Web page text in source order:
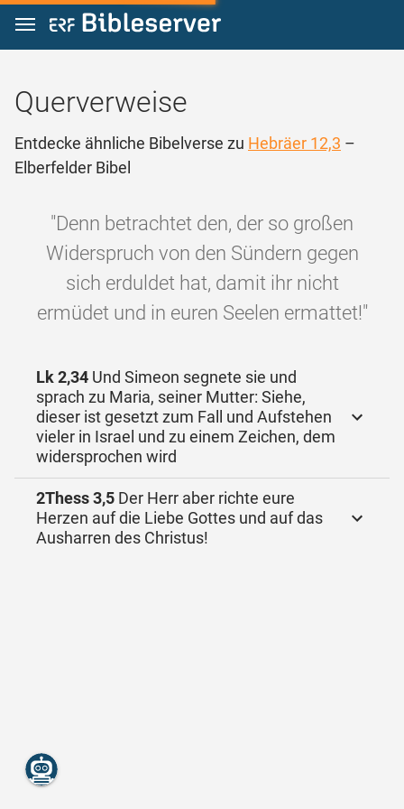
Zum Inhalt springen
Querverweise
Entdecke ähnliche Bibelverse zu Hebräer 12,3 –
Elberfelder Bibel
"Denn betrachtet den, der so großen
Widerspruch von den Sündern gegen
sich erduldet hat, damit ihr nicht
ermüdet und in euren Seelen ermattet!"
Lk 2,34 Und Simeon segnete sie und
sprach zu Maria, seiner Mutter: Siehe,
dieser ist gesetzt zum Fall und Aufstehen
vieler in Israel und zu einem Zeichen, dem
widersprochen wird
2Thess 3,5 Der Herr aber richte eure
Herzen auf die Liebe Gottes und auf das
Ausharren des Christus!